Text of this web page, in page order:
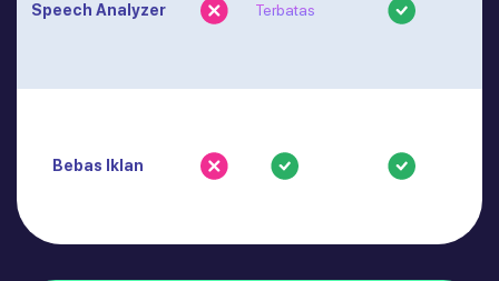
Speech Analyzer Terbatas
Bebas Iklan